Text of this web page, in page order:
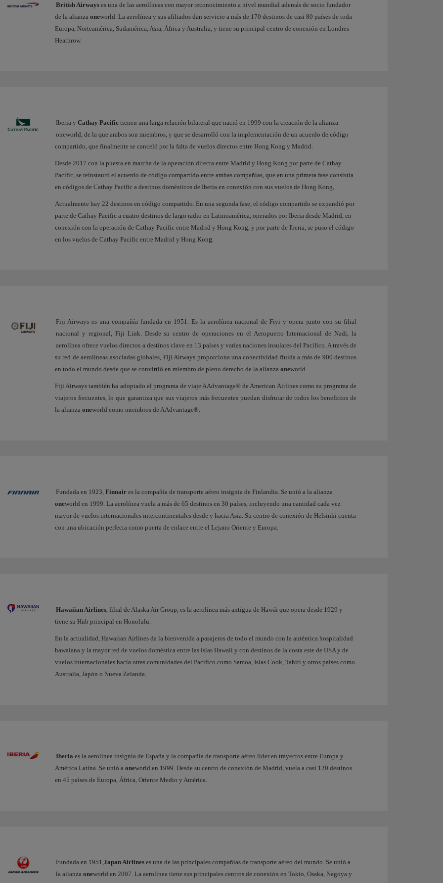
British Airways es una de las aerolíneas con mayor reconocimiento a nivel mundial además de socio fundador
de la alianza oneworld. La aerolínea y sus afiliados dan servicio a más de 170 destinos de casi 80 países de toda
Europa, Norteamérica, Sudamérica, Asia, África y Australia, y tiene su principal centro de conexión en Londres
Heathrow.
Iberia yCathay Pacifictienen una larga relación bilateral que nació en 1999 con la creación de la alianza
oneworld, de la que ambos son miembros, y que se desarrolló con la implementación de un acuerdo de código
compartido, que finalmente se canceló por la falta de vuelos directos entre Hong Kong y Madrid.
Desde 2017 con la puesta en marcha de la operación directa entre Madrid y Hong Kong por parte de Cathay
Pacific, se reinstauró el acuerdo de código compartido entre ambas compañías, que en una primera fase consistía
en códigos de Cathay Pacific a destinos domésticos de Iberia en conexión con sus vuelos de Hong Kong,
Actualmente hay 22 destinos en código compartido. En una segunda fase, el código compartido se expandió por
parte de Cathay Pacific a cuatro destinos de largo radio en Latinoamérica, operados por Iberia desde Madrid, en
conexión con la operación de Cathay Pacific entre Madrid y Hong Kong, y por parte de Iberia, se puso el código
en los vuelos de Cathay Pacific entre Madrid y Hong Kong.
Fiji Airways es una compañía fundada en 1951. Es la aerolínea nacional de Fiyi y opera junto con su filial
nacional y regional, Fiji Link. Desde su centro de operaciones en el Aeropuerto Internacional de Nadi, la
aerolínea ofrece vuelos directos a destinos clave en 13 países y varias naciones insulares del Pacífico. A través de
su red de aerolíneas asociadas globales, Fiji Airways proporciona una conectividad fluida a más de 900 destinos
en todo el mundo desde que se convirtió en miembro de pleno derecho de la alianza oneworld.
Fiji Airways también ha adoptado el programa de viaje AAdvantage® de American Airlines como su programa de
viajeros frecuentes, lo que garantiza que sus viajeros más frecuentes puedan disfrutar de todos los beneficios de
la alianza oneworld como miembros de AAdvantage®.
Fundada en 1923,Finnair es la compañía de transporte aéreo insignia de Finlandia. Se unió a la alianza
oneworld en 1999. La aerolínea vuela a más de 65 destinos en 30 países, incluyendo una cantidad cada vez
mayor de vuelos internacionales intercontinentales desde y hacia Asia. Su centro de conexión de Helsinki cuenta
con una ubicación perfecta como puerta de enlace entre el Lejano Oriente y Europa.
Hawaiian Airlines , filial de Alaska Air Group, es la aerolínea más antigua de Hawái que opera desde 1929 y
tiene su Hub principal en Honolulu.
En la actualidad, Hawaiian Airlines da la bienvenida a pasajeros de todo el mundo con la auténtica hospitalidad
hawaiana y la mayor red de vuelos doméstica entre las islas Hawaii y con destinos de la costa este de USA y de
vuelos internacionales hacia otras comunidades del Pacífico como Samoa, Islas Cook, Tahití y otros países como
Australia, Japón o Nueva Zelanda.
Iberia es la aerolínea insignia de España y la compañía de transporte aéreo líder en trayectos entre Europa y
América Latina. Se unió a oneworld en 1999. Desde su centro de conexión de Madrid, vuela a casi 120 destinos
en 45 países de Europa, África, Oriente Medio y América.
Fundada en 1951,Japan Airlines es una de las principales compañías de transporte aéreo del mundo. Se unió a
la alianzaoneworld en 2007. La aerolínea tiene sus principales centros de conexión en Tokio, Osaka, Nagoya y